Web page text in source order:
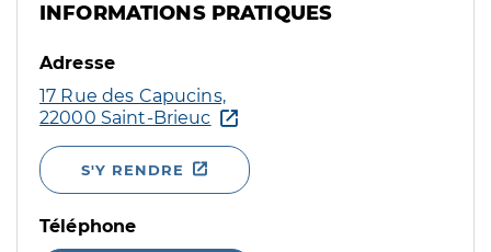
INFORMATIONS PRATIQUES
Adresse
17 Rue des Capucins,
22000 Saint-Brieuc
S'Y RENDRE
Téléphone